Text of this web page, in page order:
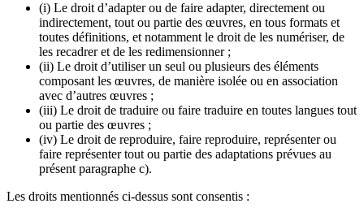
(i) Le droit d’adapter ou de faire adapter, directement ou
indirectement, tout ou partie des œuvres, en tous formats et
toutes définitions, et notamment le droit de les numériser, de
les recadrer et de les redimensionner ;
(ii) Le droit d’utiliser un seul ou plusieurs des éléments
composant les œuvres, de manière isolée ou en association
avec d’autres œuvres ;
(iii) Le droit de traduire ou faire traduire en toutes langues tout
ou partie des œuvres ;
(iv) Le droit de reproduire, faire reproduire, représenter ou
faire représenter tout ou partie des adaptations prévues au
présent paragraphe c).
Les droits mentionnés ci-dessus sont consentis :